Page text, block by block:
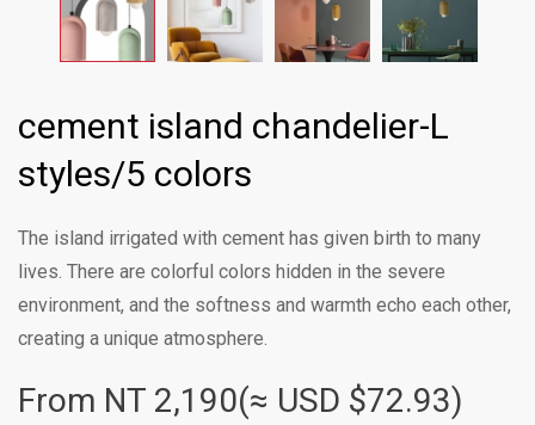
cement island chandelier-L
styles/5 colors
The island irrigated with cement has given birth to many
lives. There are colorful colors hidden in the severe
environment, and the softness and warmth echo each other,
creating a unique atmosphere.
From NT 2,190(≈ USD $72.93)